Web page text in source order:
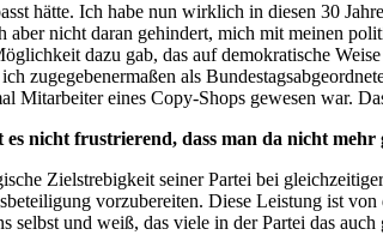
hätte. Ich habe nun wirklich in diesen 30
nicht daran gehindert, mich mit meinen
dazu gab, das auf demokratische
zugegebenermaßen als
Mitarbeiter eines Copy-Shops gewesen war.
nicht frustrierend, dass man da nicht mehr
Zielstrebigkeit seiner Partei bei
vorzubereiten. Diese Leistung ist
selbst und weiß, das viele in der Partei das